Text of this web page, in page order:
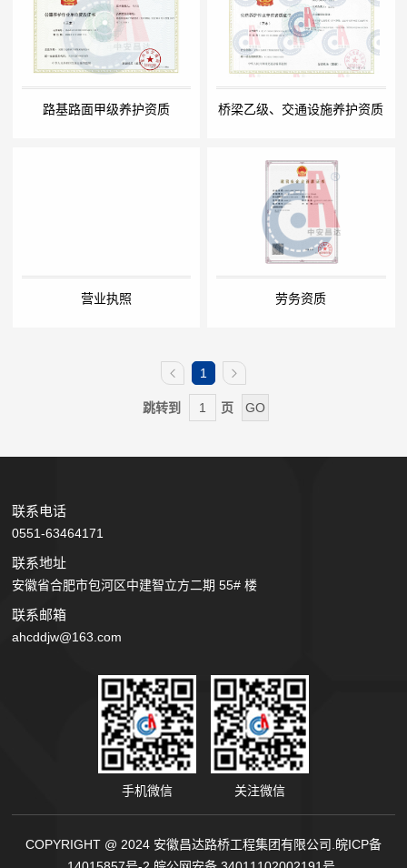
路基路面甲级养护资质 桥梁乙级、交通设施养护资质
营业执照 劳务资质
1
跳转到 页
联系电话
0551-63464171
联系地址
安徽省合肥市包河区中建智立方二期 55# 楼
联系邮箱
ahcddjw@163.com
手机微信 关注微信
COPYRIGHT @ 2024 安徽昌达路桥工程集团有限公司.皖ICP备